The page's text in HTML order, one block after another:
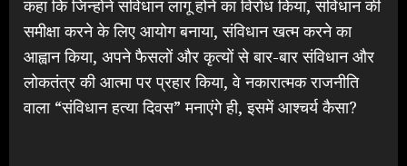
कहा कि जिन्होंने संविधान लागू होने का विरोध किया, संविधान की
समीक्षा करने के लिए आयोग बनाया, संविधान खत्म करने का
आह्वान किया, अपने फैसलों और कृत्यों से बार-बार संविधान और
लोकतंत्र की आत्मा पर प्रहार किया, वे नकारात्मक राजनीति
वाला “संविधान हत्या दिवस” मनाएंगे ही, इसमें आश्चर्य कैसा?